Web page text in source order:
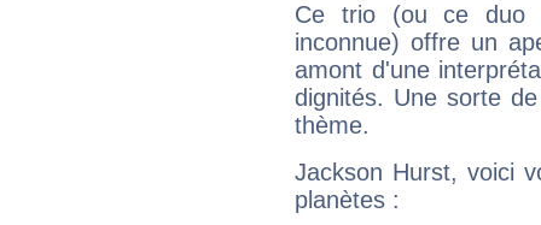
Ce trio (ou ce duo
inconnue) offre un
amont d'une
dignités. Une sorte
thème.
Jackson Hurst, voici
planètes :